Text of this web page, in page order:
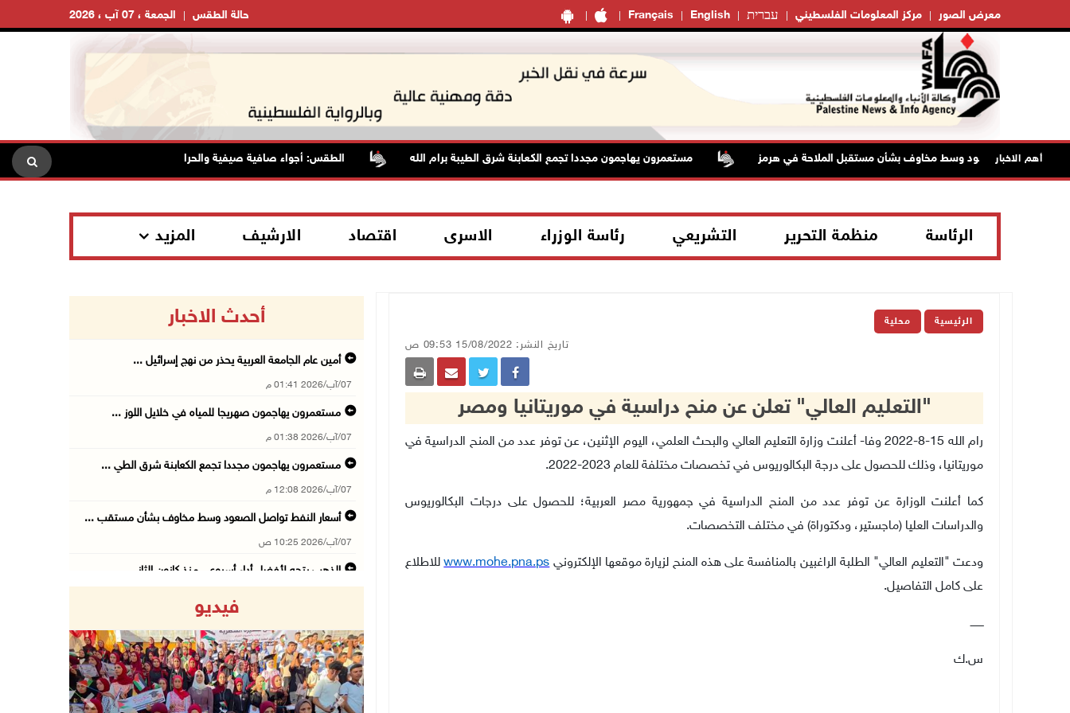
Français English עברית مركز المعلومات الفلسطيني معرض الصور الجمعة ، 07 آب ، 2026 حالة الطقس
أهم الاخبار
تواصل الصعود وسط مخاوف بشأن مستقبل الملاحة في هرمز مستعمرون يهاجمون مجددا تجمع الكعابنة شرق الطيبة برام الله الطقس: أجواء صافية صيفية والحرارة حول معدلها العام
الرئاسة منظمة التحرير التشريعي رئاسة الوزراء الاسرى اقتصاد الارشيف المزيد
الرئيسية محلية
تاريخ النشر: 15/08/2022 09:53 ص
"التعليم العالي" تعلن عن منح دراسية في موريتانيا ومصر
رام الله 15-8-2022 وفا- أعلنت وزارة التعليم العالي والبحث العلمي، اليوم الإثنين، عن توفر عدد من المنح الدراسية في
موريتانيا، وذلك للحصول على درجة البكالوريوس في تخصصات مختلفة للعام 2023-2022.
كما أعلنت الوزارة عن توفر عدد من المنح الدراسية في جمهورية مصر العربية؛ للحصول على درجات البكالوريوس
والدراسات العليا (ماجستير، ودكتوراة) في مختلف التخصصات.
ودعت "التعليم العالي" الطلبة الراغبين بالمنافسة على هذه المنح لزيارة موقعها الإلكترونيwww.mohe.pna.psللاطلاع
على كامل التفاصيل.
ــــــــ
س.ك
أحدث الاخبار
أمين عام الجامعة العربية يحذر من نهج إسرائيل ...
07/آب/2026 01:41 م
مستعمرون يهاجمون صهريجا للمياه في خلايل اللوز ...
07/آب/2026 01:38 م
مستعمرون يهاجمون مجددا تجمع الكعابنة شرق الطي ...
07/آب/2026 12:08 م
أسعار النفط تواصل الصعود وسط مخاوف بشأن مستقب ...
07/آب/2026 10:25 ص
الذهب يتجه لأفضل أداء أسبوعي منذ كانون الثاني
07/آب/2026 09:06 ص
مستعمرون بحماية قوات الاحتلال يقتحمون برك سلي ...
07/آب/2026 08:39 ص
فيديو
Previous Next